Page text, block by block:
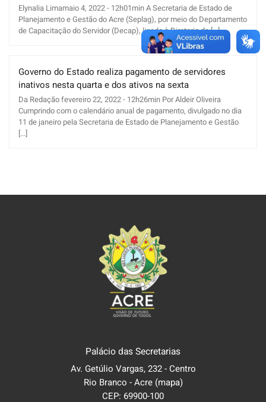
Elynalia Limamaio 4, 2022 - 12h01min A Secretaria de Estado de
Planejamento e Gestão do Acre (Seplag), por meio do Departamento
de Capacitação do Servidor (Decap), ligado à Diretoria de [...]
Governo do Estado realiza pagamento de servidores
inativos nesta quarta e dos ativos na sexta
Da Redação fevereiro 22, 2022 - 12h26min Por Aldeir Oliveira
Cumprindo com o calendário anual de pagamento, divulgado no dia
11 de janeiro pela Secretaria de Estado de Planejamento e Gestão
[...]
Palácio das Secretarias
Av. Getúlio Vargas, 232 - Centro
Rio Branco - Acre (mapa)
CEP: 69900-100